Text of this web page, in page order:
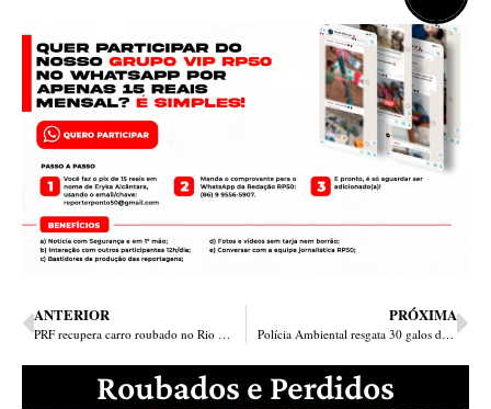
ANTERIOR
PRF recupera carro roubado no Rio de Janeiro e prende homem por receptação em Floriano
PRÓXIMA
Polícia Ambiental resgata 30 galos de rinha no bairro Nova Teresina
Roubados e Perdidos